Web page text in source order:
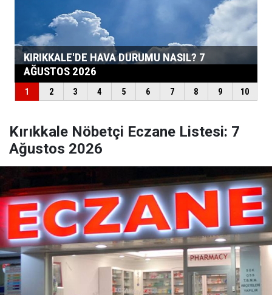
Kırıkkale Nöbetçi Eczane Listesi: 7
Ağustos 2026